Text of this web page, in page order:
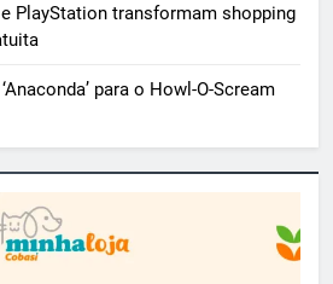
PlayStation transformam shopping
para o Howl-O-Scream